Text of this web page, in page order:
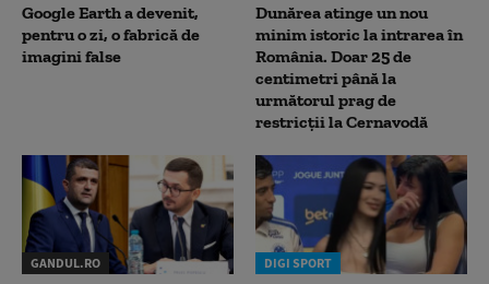
Google Earth a devenit,
pentru o zi, o fabrică de
imagini false
Dunărea atinge un nou
minim istoric la intrarea în
România. Doar 25 de
centimetri până la
următorul prag de
restricții la Cernavodă
GANDUL.RO DIGI SPORT